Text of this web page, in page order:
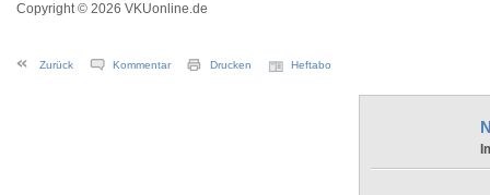
Copyright © 2026 VKUonline.de
Zurück Kommentar Drucken Heftabo